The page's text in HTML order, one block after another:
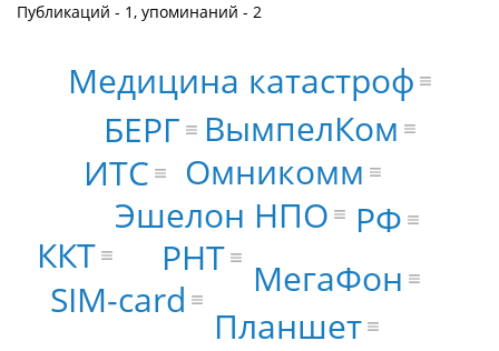
Публикаций - 1, упоминаний - 2
Эшелон НПО
Омникомм
РНТ
ВымпелКом
МегаФон
БЕРГ
Медицина катастроф
SIM-card
ИТС
Планшет
ККТ
РФ